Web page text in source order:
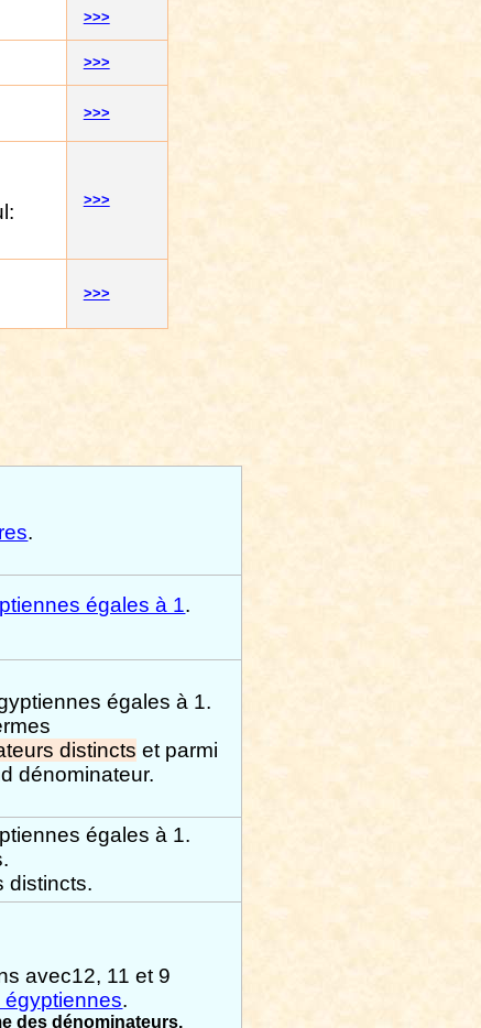
>>>
>>>
>>>
>>>
>>>
.
égales à 1.
égales à 1.
distincts et parmi
dénominateur.
égales à 1.
distincts.
avec12, 11 et 9
égyptiennes.
des dénominateurs.